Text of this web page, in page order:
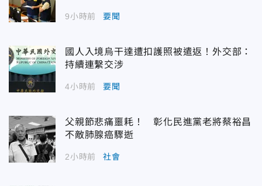
9小時前 要聞
國人入境烏干達遭扣護照被遣返！外交部：
持續連繫交涉
4小時前 要聞
父親節悲痛噩耗！ 彰化民進黨老將蔡裕昌
不敵肺腺癌驟逝
2小時前 社會